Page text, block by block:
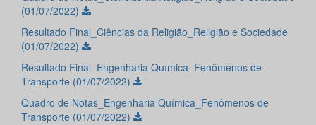
(01/07/2022)
Resultado Final_Ciências da Religião_Religião e Sociedade
(01/07/2022)
Resultado Final_Engenharia Química_Fenômenos de
Transporte (01/07/2022)
Quadro de Notas_Engenharia Química_Fenômenos de
Transporte (01/07/2022)